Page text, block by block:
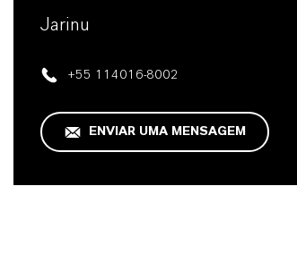
Jarinu
+55 114016-8002
ENVIAR UMA MENSAGEM